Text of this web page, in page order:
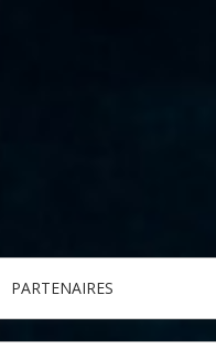
PARTENAIRES